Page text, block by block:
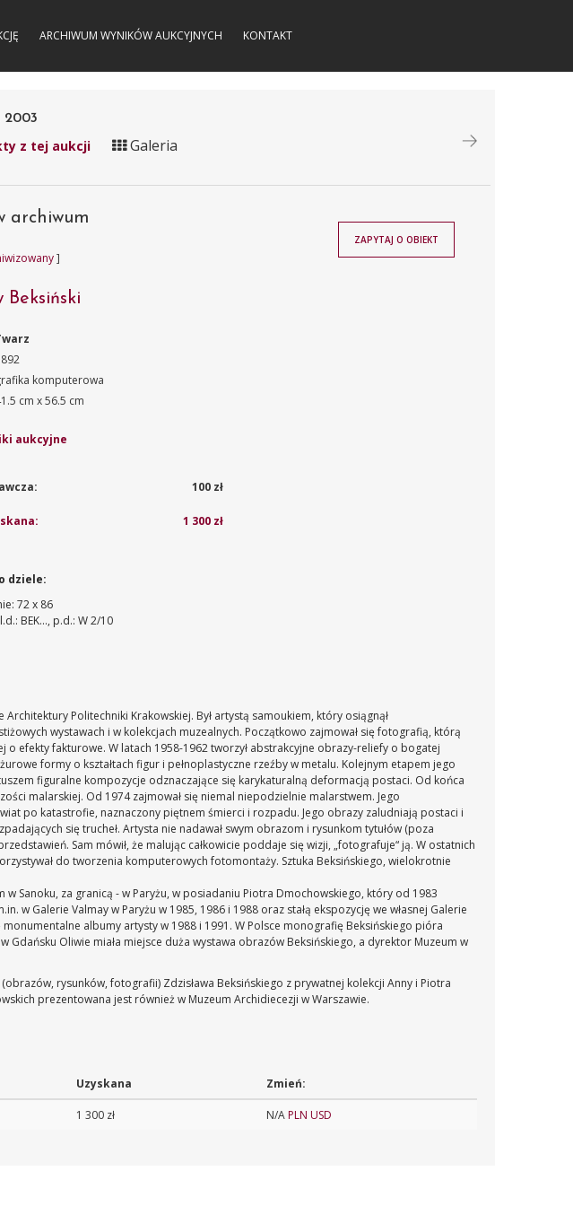
ARCHIWUM WYNIKÓW AUKCYJNYCH KONTAKT
2003
z tej aukcji Galeria
archiwum
]
Beksiński
komputerowa
cm x 56.5 cm
aukcyjne
100 zł
1 300 zł
ZAPYTAJ O OBIEKT
dziele:
72 x 86
BEK..., p.d.: W 2/10
Politechniki Krakowskiej. Był artystą samoukiem, który osiągnął
wystawach i w kolekcjach muzealnych. Początkowo zajmował się fotografią, którą
efekty fakturowe. W latach 1958-1962 tworzył abstrakcyjne obrazy-reliefy o bogatej
formy o kształtach figur i pełnoplastyczne rzeźby w metalu. Kolejnym etapem jego
figuralne kompozycje odznaczające się karykaturalną deformacją postaci. Od końca
malarskiej. Od 1974 zajmował się niemal niepodzielnie malarstwem. Jego
po katastrofie, naznaczony piętnem śmierci i rozpadu. Jego obrazy zaludniają postaci i
się trucheł. Artysta nie nadawał swym obrazom i rysunkom tytułów (poza
Sam mówił, że malując całkowicie poddaje się wizji, „fotografuje“ ją. W ostatnich
do tworzenia komputerowych fotomontaży. Sztuka Beksińskiego, wielokrotnie
Sanoku, za granicą - w Paryżu, w posiadaniu Piotra Dmochowskiego, który od 1983
Galerie Valmay w Paryżu w 1985, 1986 i 1988 oraz stałą ekspozycję we własnej Galerie
monumentalne albumy artysty w 1988 i 1991. W Polsce monografię Beksińskiego pióra
Gdańsku Oliwie miała miejsce duża wystawa obrazów Beksińskiego, a dyrektor Muzeum w
rysunków, fotografii) Zdzisława Beksińskiego z prywatnej kolekcji Anny i Piotra
prezentowana jest również w Muzeum Archidiecezji w Warszawie.
Uzyskana Zmień:
1 300 zł N/APLN USD